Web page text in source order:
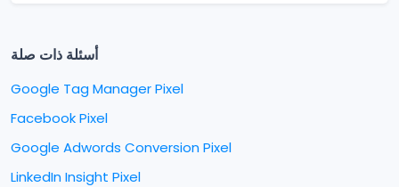
أسئلة ذات صلة
Google Tag Manager Pixel
Facebook Pixel
Google Adwords Conversion Pixel
LinkedIn Insight Pixel